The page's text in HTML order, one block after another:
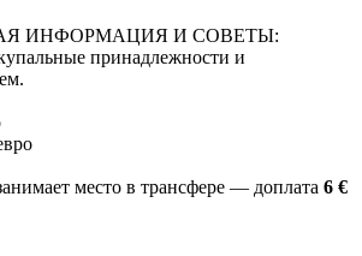
ИНФОРМАЦИЯ И СОВЕТЫ:
принадлежности и
место в трансфере — доплата 6 €